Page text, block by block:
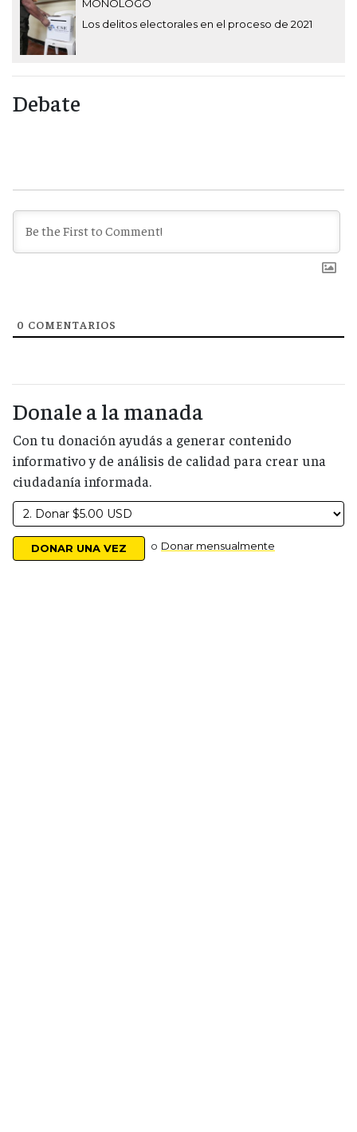
MONÓLOGO
Los delitos electorales en el proceso de 2021
Debate
0 COMENTARIOS
Donale a la manada
Con tu donación ayudás a generar contenido
informativo y de análisis de calidad para crear una
ciudadanía informada.
o Donar mensualmente